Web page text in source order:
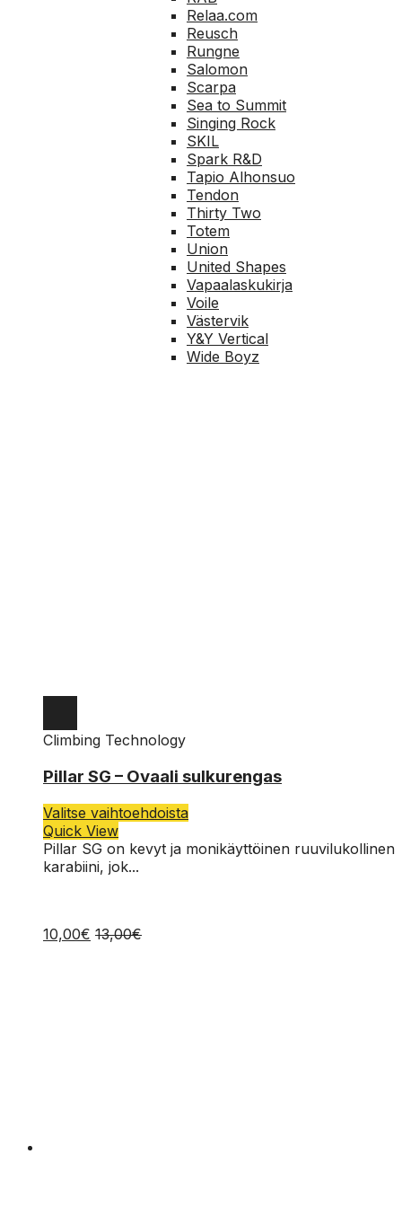
Relaa.com
Reusch
Rungne
Salomon
Scarpa
Sea to Summit
Singing Rock
SKIL
Spark R&D
Tapio Alhonsuo
Tendon
Thirty Two
Totem
Union
United Shapes
Vapaalaskukirja
Voile
Västervik
Y&Y Vertical
Wide Boyz
Climbing Technology
Pillar SG – Ovaali sulkurengas
Valitse vaihtoehdoistaTällä
on
Quick View
Pillar SG on kevyt ja monikäyttöinen ruuvilukollinen
karabiini, jok...
10,00€ 13,00€